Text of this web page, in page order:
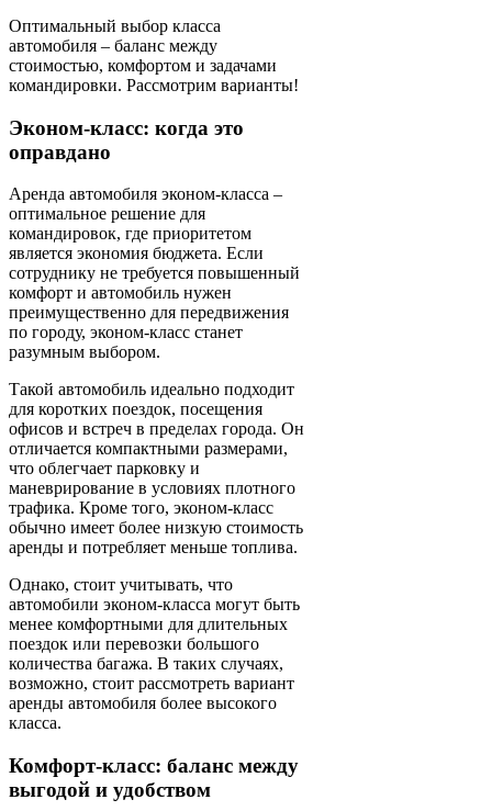
Оптимальный выбор класса
автомобиля – баланс между
стоимостью, комфортом и задачами
командировки. Рассмотрим варианты!
Эконом-класс: когда это
оправдано
Аренда автомобиля эконом-класса –
оптимальное решение для
командировок, где приоритетом
является экономия бюджета. Если
сотруднику не требуется повышенный
комфорт и автомобиль нужен
преимущественно для передвижения
по городу, эконом-класс станет
разумным выбором.
Такой автомобиль идеально подходит
для коротких поездок, посещения
офисов и встреч в пределах города. Он
отличается компактными размерами,
что облегчает парковку и
маневрирование в условиях плотного
трафика. Кроме того, эконом-класс
обычно имеет более низкую стоимость
аренды и потребляет меньше топлива.
Однако, стоит учитывать, что
автомобили эконом-класса могут быть
менее комфортными для длительных
поездок или перевозки большого
количества багажа. В таких случаях,
возможно, стоит рассмотреть вариант
аренды автомобиля более высокого
класса.
Комфорт-класс: баланс между
выгодой и удобством